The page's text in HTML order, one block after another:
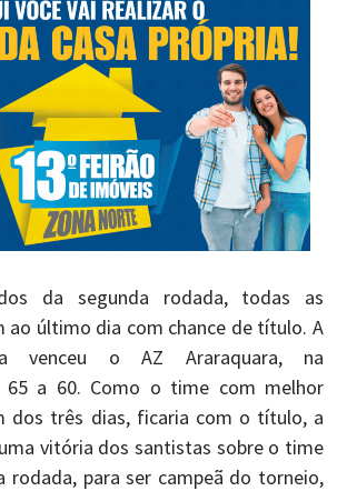
da segunda rodada, todas as
ao último dia com chance de título. A
venceu o AZ Araraquara, na
65 a 60. Como o time com melhor
dos três dias, ficaria com o título, a
vitória dos santistas sobre o time
rodada, para ser campeã do torneio,